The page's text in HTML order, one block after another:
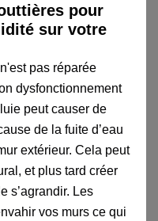
pour
sur votre
pas réparée
dysfonctionnement
peut causer de
de la fuite d’eau
extérieur. Cela peut
et plus tard créer
s’agrandir. Les
vos murs ce qui